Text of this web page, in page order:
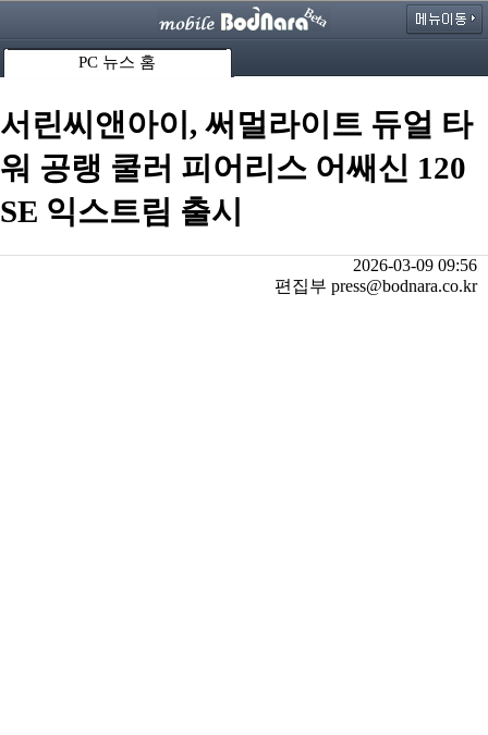
PC 뉴스 홈
서린씨앤아이, 써멀라이트 듀얼 타
워 공랭 쿨러 피어리스 어쌔신 120
SE 익스트림 출시
2026-03-09 09:56
편집부 press@bodnara.co.kr